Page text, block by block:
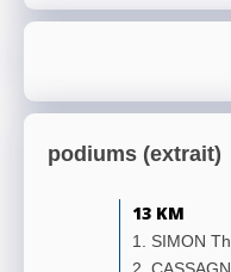
podiums (extrait)
13 KM
1. SIMON